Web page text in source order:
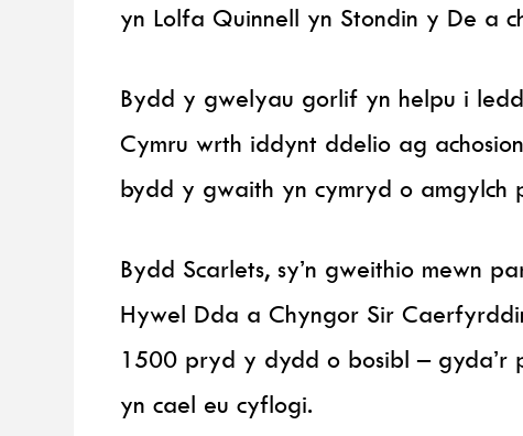
yn Lolfa Quinnell yn Stondin y De a
Bydd y gwelyau gorlif yn helpu i
Cymru wrth iddynt ddelio ag
bydd y gwaith yn cymryd o amgylch
Bydd Scarlets, sy’n gweithio mewn
Hywel Dda a Chyngor Sir
1500 pryd y dydd o bosibl – gyda’r
yn cael eu cyflogi.